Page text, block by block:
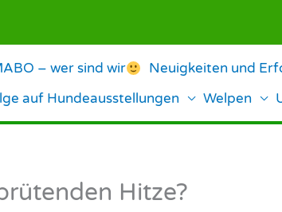
– wer sind wir
Neuigkeiten und
auf Hundeausstellungen
Welpen
Hitze?